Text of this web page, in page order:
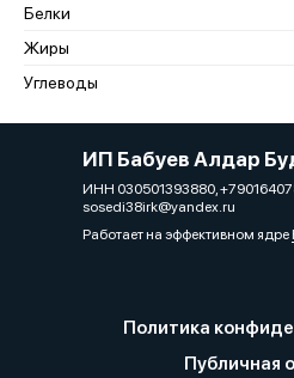
Белки
Жиры
Углеводы
ИП Бабуев Алдар
ИНН 030501393880,
sosedi38irk@yandex.ru
Работает на эффективном ядре
Политика
Публичная